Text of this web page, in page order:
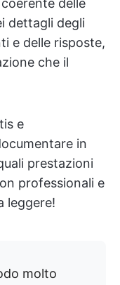
delle
dettagli degli
e delle risposte,
che il
e
in
prestazioni
professionali e
leggere!
molto